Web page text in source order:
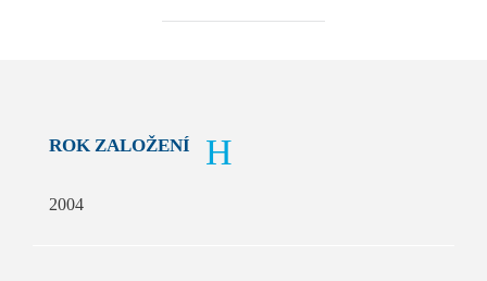
ROK ZALOŽENÍ
2004